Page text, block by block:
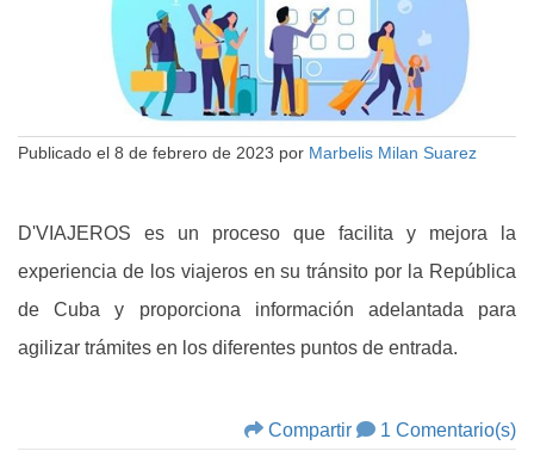
Publicado el 8 de febrero de 2023 por Marbelis Milan Suarez
D'VIAJEROS es un proceso que facilita y mejora la
experiencia de los viajeros en su tránsito por la República
de Cuba y proporciona información adelantada para
agilizar trámites en los diferentes puntos de entrada.
Compartir 1 Comentario(s)